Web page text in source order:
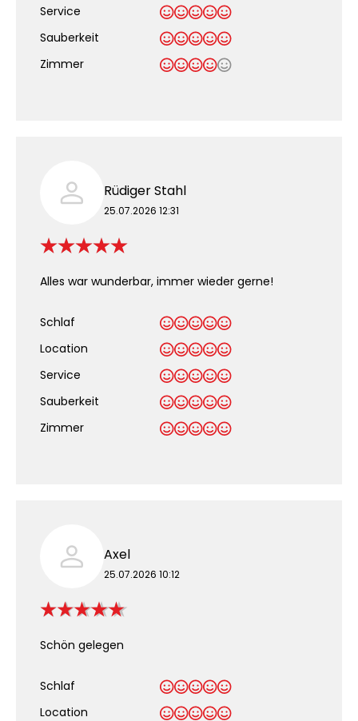
Service
Sauberkeit
Zimmer
Rüdiger Stahl
25.07.2026 12:31
Alles war wunderbar, immer wieder gerne!
Schlaf
Location
Service
Sauberkeit
Zimmer
Axel
25.07.2026 10:12
Schön gelegen
Schlaf
Location